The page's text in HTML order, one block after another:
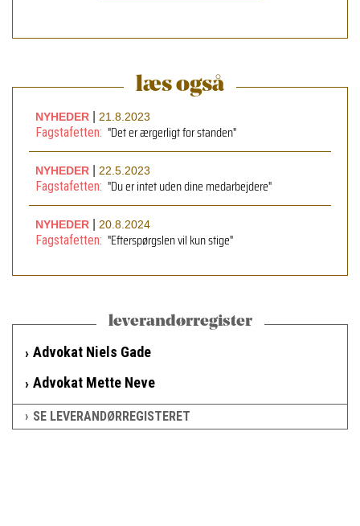
læs også
NYHEDER 21.8.2023
Fagstafetten: "Det er ærgerligt for standen"
NYHEDER 22.5.2023
Fagstafetten: "Du er intet uden dine medarbejdere"
NYHEDER 20.8.2024
Fagstafetten: "Efterspørgslen vil kun stige"
leverandørregister
Advokat Niels Gade
Advokat Mette Neve
SE LEVERANDØRREGISTERET